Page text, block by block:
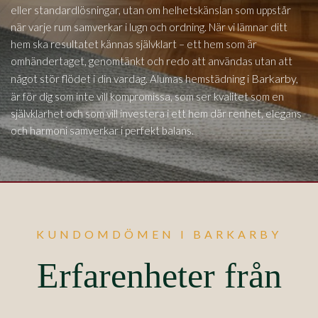
eller standardlösningar, utan om helhetskänslan som uppstår
när varje rum samverkar i lugn och ordning. När vi lämnar ditt
hem ska resultatet kännas självklart – ett hem som är
omhändertaget, genomtänkt och redo att användas utan att
något stör flödet i din vardag. Alumas hemstädning i Barkarby,
är för dig som inte vill kompromissa, som ser kvalitet som en
självklarhet och som vill investera i ett hem där renhet, elegans
och harmoni samverkar i perfekt balans.
KUNDOMDÖMEN I BARKARBY
Erfarenheter från